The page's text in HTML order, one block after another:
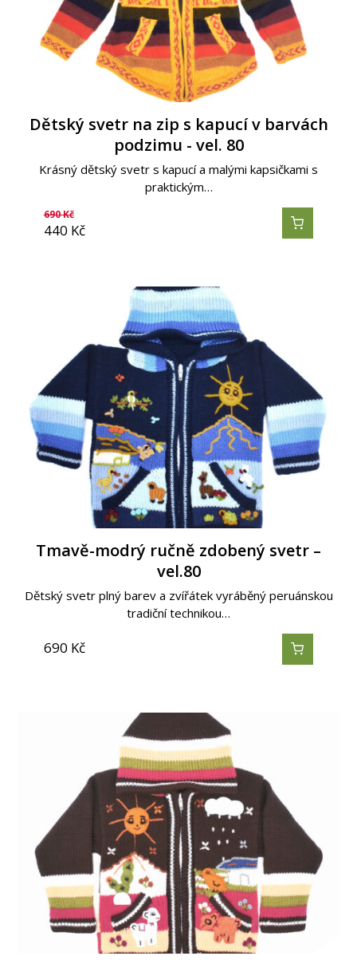
Dětský svetr na zip s kapucí v barvách
podzimu - vel. 80
Krásný dětský svetr s kapucí a malými kapsičkami s
praktickým…
690Kč
440 Kč
Tmavě-modrý ručně zdobený svetr –
vel.80
Dětský svetr plný barev a zvířátek vyráběný peruánskou
tradiční technikou…
690 Kč